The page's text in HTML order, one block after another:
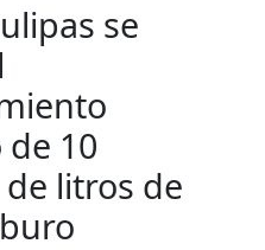
se
10
litros de